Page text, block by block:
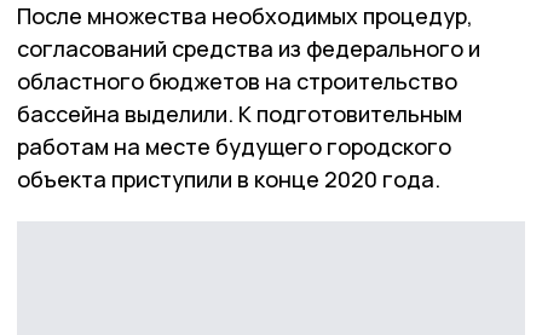
После множества необходимых процедур,
согласований средства из федерального и
областного бюджетов на строительство
бассейна выделили. К подготовительным
работам на месте будущего городского
объекта приступили в конце 2020 года.